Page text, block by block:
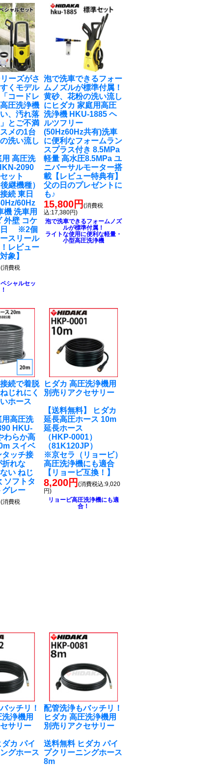
ーズがさ
くモデル
コードレ
圧洗浄機
、汚れ落
とご不満
メの1台
洗い流し
用 高圧洗
2090
ット
継機種）
続 東日
60Hz
機 洗車用
外壁 コケ
日 ※2個
スリール
レビュー
象】
(消費税
シャルセッ
泡で洗車できるフォー
ムノズルが標準付属！
黄砂、花粉の洗い流し
に ヒダカ 家庭用高圧
洗浄機 HKU-1885 ヘ
ルツフリー
(50Hz60Hz共有)洗車
に便利なフォームラン
スプラス付き 8.5MPa
軽量 高水圧8.5MPa ユ
ニバーサルモーター搭
載【レビュー特典有】
父の日のプレゼントに
も♪
15,800円(消費税
込:17,380円)
泡で洗車できるフォームノズ
ルが標準付属！
ライトな使用に便利な軽量・
小型高圧洗浄機
続で着脱
じれにく
ホース
用高圧洗
HKU-
わらか高
スイベ
タッチ接
折れな
い ねじ
ソフトタ
グレー
(消費税
ヒダカ 高圧洗浄機用
別売りアクセサリー
【送料無料】 ヒダカ
延長高圧ホース 10m
延長ホース
（HKP-0001）
（81K120JP）
※京セラ（リョービ）
高圧洗浄機にも適合
【リョービ互換！】
8,200円(消費税込:9,020
円)
リョービ高圧洗浄機にも適
合！
ッチリ！
浄機用
サリー
カ パイ
グホース
配管洗浄もバッチリ！
ヒダカ 高圧洗浄機用
別売りアクセサリー
送料無料 ヒダカ パイ
プクリーニングホース
8m